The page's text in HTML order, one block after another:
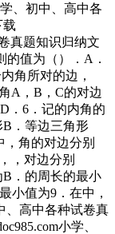
、初中、高中各
载
真题知识归纳文
的值为（）．A．
角所对的边，
A，B，C的对边
．6．记的内角的
．等边三角形
角的对边分别
，对边分别
．的周长的最小
小值为9．在中，
、高中各种试卷真
小学、